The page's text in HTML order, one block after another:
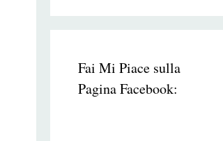
Fai Mi Piace sulla
Pagina Facebook: